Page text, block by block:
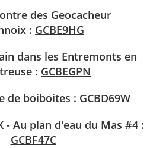
des Geocacheur
: GCBE9HG
dans les Entremonts en
: GCBEGPN
de boiboites : GCBD69W
- Au plan d'eau du Mas #4 :
GCBF47C